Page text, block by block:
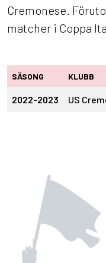
Cremonese.
matcher i Coppa
SÄSONG KLUBB
2022-2023 US